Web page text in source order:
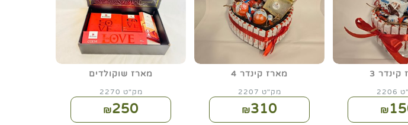
קינדר 3
₪
מארז קינדר 4
מק"ט 2207
₪310
מארז שוקולדים
מק"ט 2270
₪250